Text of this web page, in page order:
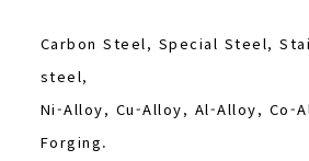
Carbon Steel, Special Steel,
steel,
Ni-Alloy, Cu-Alloy, Al-Alloy, Co-
Forging.